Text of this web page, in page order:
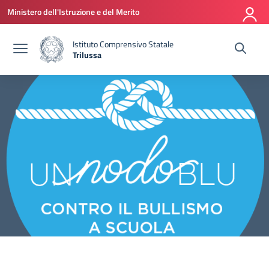
Vai ai contenuti
Vai al menu di navigazione
Vai al footer
Ministero dell'Istruzione e del Merito
Istituto Comprensivo Statale
Trilussa